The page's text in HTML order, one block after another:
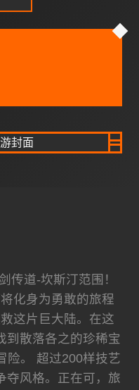
传道-坎斯汀范围！
化身为勇敢的旅程
这片巨大陆。在这
到散落各之的珍稀宝
险。 超过200样技艺
夺风格。正在可，旅